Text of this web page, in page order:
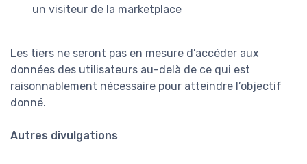
un visiteur de la marketplace
Les tiers ne seront pas en mesure d’accéder aux
données des utilisateurs au-delà de ce qui est
raisonnablement nécessaire pour atteindre l’objectif
donné.
Autres divulgations